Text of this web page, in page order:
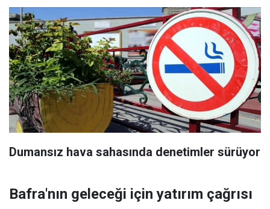
Dumansız hava sahasında denetimler sürüyor
Bafra'nın geleceği için yatırım çağrısı